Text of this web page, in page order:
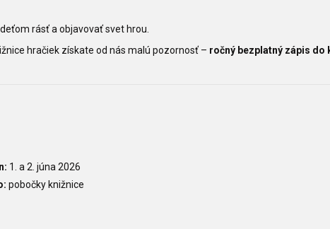
rásť a objavovať svet hrou.
hračiek získate od nás malú pozornosť – ročný bezplatný zápis do
1. a 2. júna 2026
pobočky knižnice